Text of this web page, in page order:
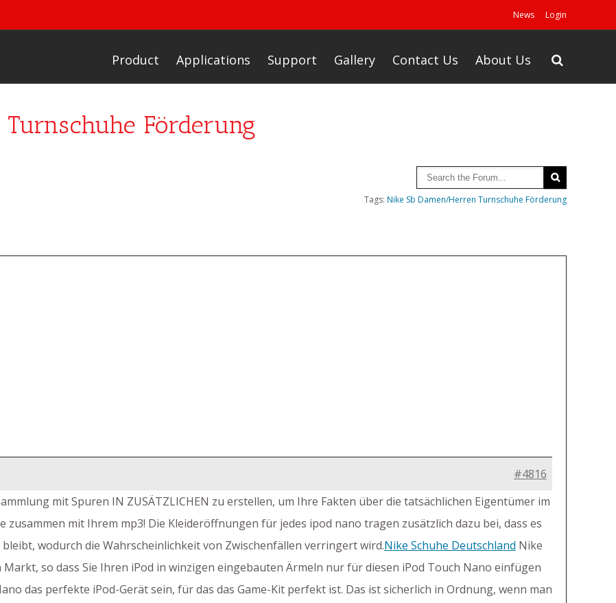
News Login
Product Applications Support Gallery Contact Us About Us
Förderung
Tags: Nike Sb Damen/Herren Turnschuhe Förderung
#4816
mit Spuren IN ZUSÄTZLICHEN zu erstellen, um Ihre Fakten über die tatsächlichen Eigentümer im
zusammen mit Ihrem mp3! Die Kleideröffnungen für jedes ipod nano tragen zusätzlich dazu bei, dass es
wodurch die Wahrscheinlichkeit von Zwischenfällen verringert wird.Nike Schuhe Deutschland Nike
so dass Sie Ihren iPod in winzigen eingebauten Ärmeln nur für diesen iPod Touch Nano einfügen
das perfekte iPod-Gerät sein, für das das Game-Kit perfekt ist. Das ist sicherlich in Ordnung, wenn man